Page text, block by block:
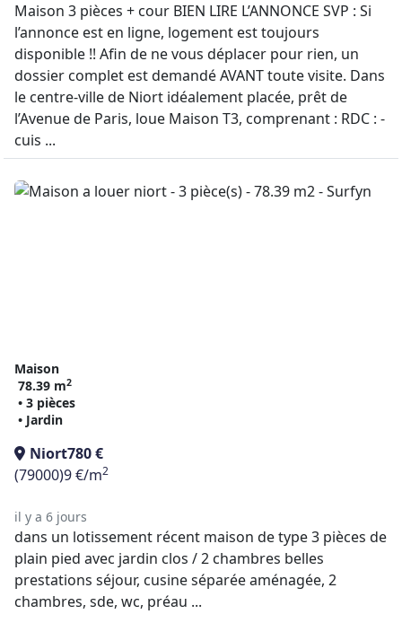
Maison 3 pièces + cour BIEN LIRE L’ANNONCE SVP : Si
l’annonce est en ligne, logement est toujours
disponible !! Afin de ne vous déplacer pour rien, un
dossier complet est demandé AVANT toute visite. Dans
le centre-ville de Niort idéalement placée, prêt de
l’Avenue de Paris, loue Maison T3, comprenant : RDC : -
cuis ...
Maison
78.39 m2
• 3 pièces
• Jardin
Niort780 €
(79000)9 €/m2
il y a 6 jours
dans un lotissement récent maison de type 3 pièces de
plain pied avec jardin clos / 2 chambres belles
prestations séjour, cusine séparée aménagée, 2
chambres, sde, wc, préau ...